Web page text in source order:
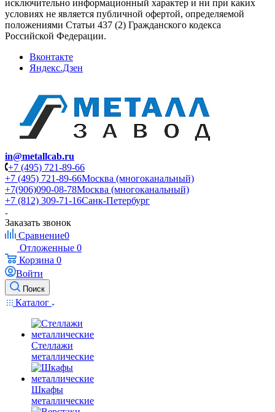
исключительно информационный характер и ни при каких
условиях не является публичной офертой, определяемой
положениями Статьи 437 (2) Гражданского кодекса
Российской Федерации.
Вконтакте
Яндекс.Дзен
in@metallcab.ru
+7 (495) 721-89-66
+7 (495) 721-89-66Москва (многоканальный)
+7(906)090-08-78Москва (многоканальный)
+7 (812) 309-71-16Санк-Петербург
Заказать звонок
Сравнение0
Отложенные 0
Корзина 0
Войти
Поиск
Каталог
Стеллажи
металлические
Шкафы
металлические